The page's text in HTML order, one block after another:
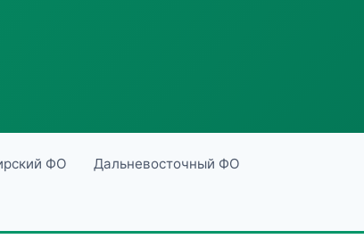
ФО Дальневосточный ФО